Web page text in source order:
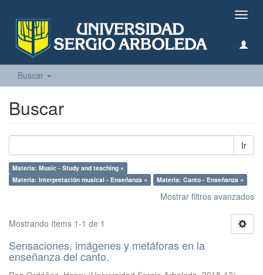
Buscar
Buscar
Ir
Materia: Music - Study and teaching ×
Materia: Interpretación musical - Enseñanza ×
Materia: Canto - Enseñanza ×
Mostrar filtros avanzados
Mostrando ítems 1-1 de 1
Sensaciones, imágenes y metáforas en la
enseñanza del canto.